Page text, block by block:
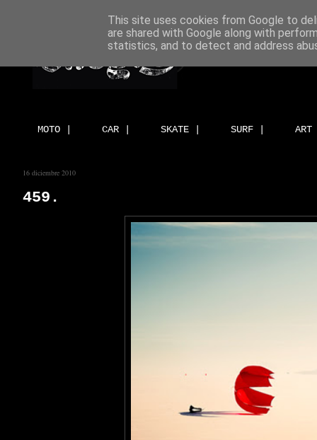
MOTO | CAR | SKATE | SURF |
16 diciembre 2010
459.
This site uses cookies from Google to
are shared with Google along with
statistics, and to detect and address